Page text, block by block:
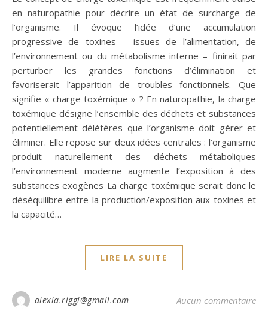
en naturopathie pour décrire un état de surcharge de
l’organisme. Il évoque l’idée d’une accumulation
progressive de toxines – issues de l’alimentation, de
l’environnement ou du métabolisme interne – finirait par
perturber les grandes fonctions d’élimination et
favoriserait l’apparition de troubles fonctionnels. Que
signifie « charge toxémique » ? En naturopathie, la charge
toxémique désigne l’ensemble des déchets et substances
potentiellement délétères que l’organisme doit gérer et
éliminer. Elle repose sur deux idées centrales : l’organisme
produit naturellement des déchets métaboliques
l’environnement moderne augmente l’exposition à des
substances exogènes La charge toxémique serait donc le
déséquilibre entre la production/exposition aux toxines et
la capacité…
LIRE LA SUITE
alexia.riggi@gmail.com Aucun commentaire